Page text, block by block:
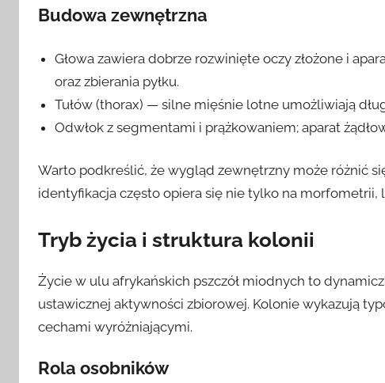
Budowa zewnętrzna
Głowa zawiera dobrze rozwinięte oczy złożone i
oraz zbierania pyłku.
Tułów (thorax) — silne mięśnie lotne umożliwiają
Odwłok z segmentami i prążkowaniem; aparat
Warto podkreślić, że wygląd zewnętrzny może różnić
identyfikacja często opiera się nie tylko na morfometrii,
Tryb życia i struktura kolonii
Życie w ulu afrykańskich pszczół miodnych to
ustawicznej aktywności zbiorowej. Kolonie wykazują
cechami wyróżniającymi.
Rola osobników